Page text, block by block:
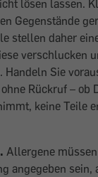
lösen lassen.
Gegenstände
stellen daher
verschlucken
Handeln Sie
Rückruf – ob
keine Teile
Allergene
angegeben sein,